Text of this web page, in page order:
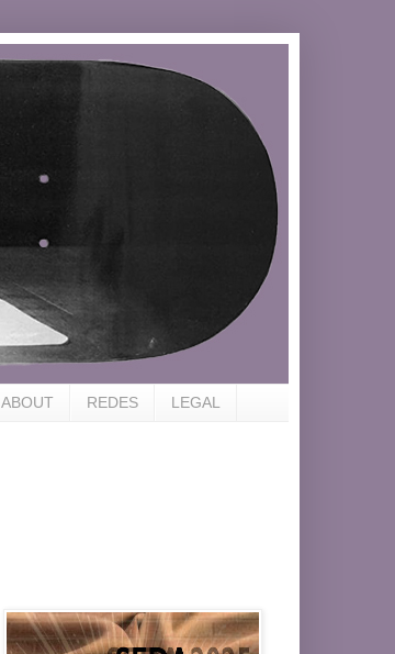
ABOUT REDES LEGAL